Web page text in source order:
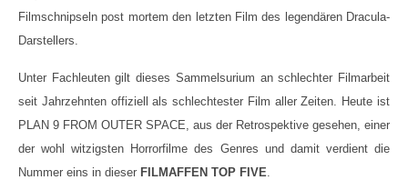
Filmschnipseln post mortem den letzten Film des legendären Dracula-
Darstellers.
Unter Fachleuten gilt dieses Sammelsurium an schlechter Filmarbeit
seit Jahrzehnten offiziell als schlechtester Film aller Zeiten. Heute ist
PLAN 9 FROM OUTER SPACE, aus der Retrospektive gesehen, einer
der wohl witzigsten Horrorfilme des Genres und damit verdient die
Nummer eins in dieser FILMAFFEN TOP FIVE.